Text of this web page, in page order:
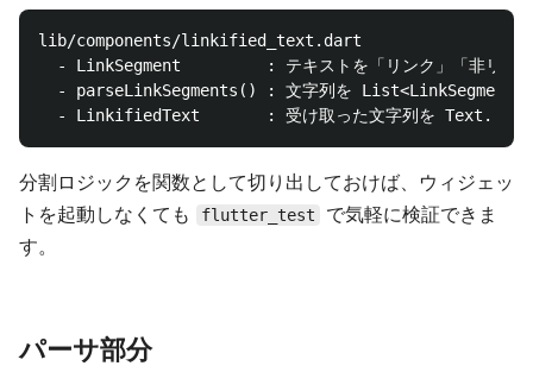
lib/components/linkified_text.dart
- LinkSegment         : テキストを「リンク」「非リン
- parseLinkSegments() : 文字列を List<LinkSegment>
分割ロジックを関数として切り出しておけば、ウィジェッ
トを起動しなくても
flutter_test
で気軽に検証できま
す。
パーサ部分